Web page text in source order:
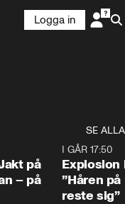
Logga in
SE ALLA
på
– på
I GÅR 17:50
Explosion
”Håren
reste sig”